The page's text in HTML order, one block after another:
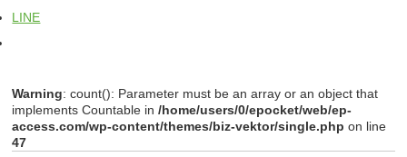
LINE
Warning: count(): Parameter must be an array or an object that
implements Countable in/home/users/0/epocket/web/ep-
access.com/wp-content/themes/biz-vektor/single.php on line
47